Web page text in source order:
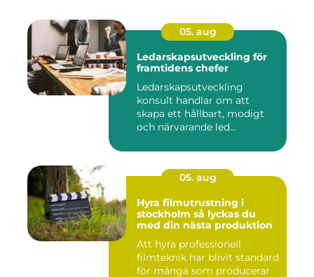
05. aug
Ledarskapsutveckling för
framtidens chefer
Ledarskapsutveckling
konsult handlar om att
skapa ett hållbart, modigt
och närvarande led...
05. aug
Hyra filmutrustning i
stockholm så lyckas du
med din nästa produktion
Att hyra professionell
filmteknik har blivit standard
för många som producerar